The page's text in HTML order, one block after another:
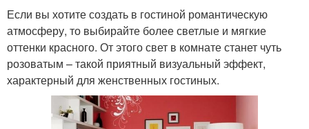
Если вы хотите создать в гостиной романтическую
атмосферу, то выбирайте более светлые и мягкие
оттенки красного. От этого свет в комнате станет чуть
розоватым – такой приятный визуальный эффект,
характерный для женственных гостиных.